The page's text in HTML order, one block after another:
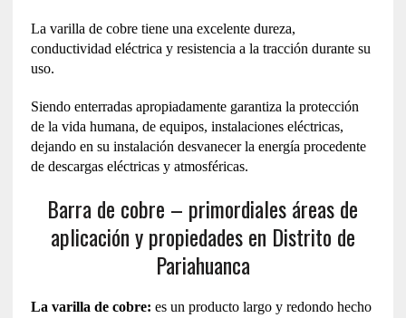
La varilla de cobre tiene una excelente dureza,
conductividad eléctrica y resistencia a la tracción durante su
uso.
Siendo enterradas apropiadamente garantiza la protección
de la vida humana, de equipos, instalaciones eléctricas,
dejando en su instalación desvanecer la energía procedente
de descargas eléctricas y atmosféricas.
Barra de cobre – primordiales áreas de
aplicación y propiedades en Distrito de
Pariahuanca
La varilla de cobre: es un producto largo y redondo hecho